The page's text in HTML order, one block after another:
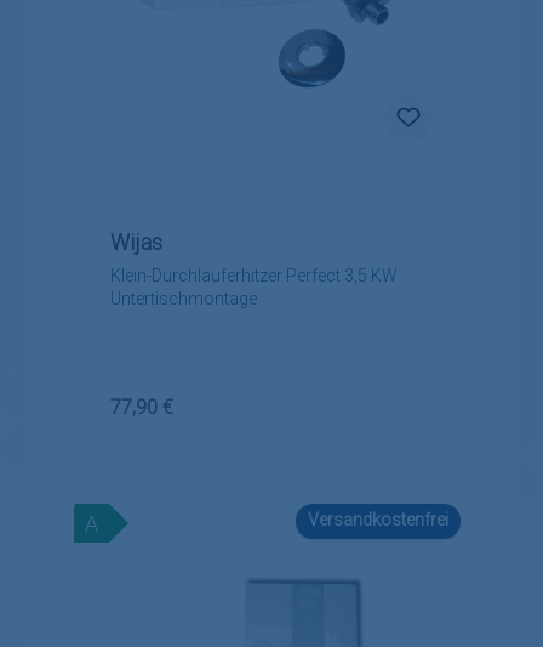
Klein-Durchlauferhitzer Perfect 3,5 KW
Untertischmontage
Wijas
Regulärer Preis:
77,90 €
Versandkostenfrei
A